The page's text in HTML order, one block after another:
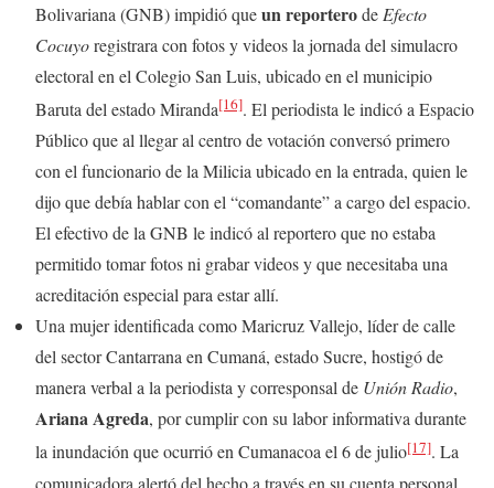
Bolivariana (GNB) impidió queun reporterode Efecto
Cocuyoregistrara con fotos y videos la jornada del simulacro
electoral en el Colegio San Luis, ubicado en el municipio
Baruta del estado Miranda[16]. El periodista le indicó a Espacio
Público que al llegar al centro de votación conversó primero
con el funcionario de la Milicia ubicado en la entrada, quien le
dijo que debía hablar con el “comandante” a cargo del espacio.
El efectivo de la GNB le indicó al reportero que no estaba
permitido tomar fotos ni grabar videos y que necesitaba una
acreditación especial para estar allí.
Una mujer identificada como Maricruz Vallejo, líder de calle
del sector Cantarrana en Cumaná, estado Sucre, hostigó de
manera verbal a la periodista y corresponsal de Unión Radio,
Ariana Agreda, por cumplir con su labor informativa durante
la inundación que ocurrió en Cumanacoa el 6 de julio[17]. La
comunicadora alertó del hecho a través en su cuenta personal